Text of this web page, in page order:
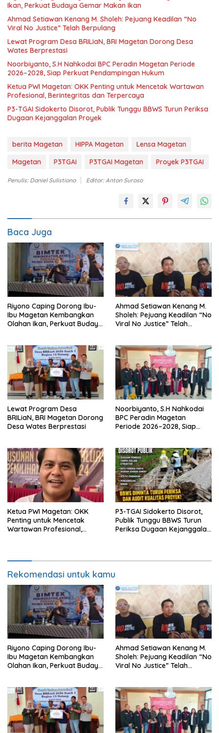
Ikan, Perkuat Budaya Gemar Makan Ikan
Ahmad Setiawan Kenang M. Sholeh: Pejuang Keadilan “No
Viral No Justice” Telah Berpulang
Lewat Program Desa BRILiaN, BRI Magetan Dorong Desa
Wates Berprestasi
Noorbiyanto, S.H Nahkodai BPC Peradin Magetan Periode
2026–2028, Siap Perkuat Pendampingan Hukum
Ketua PWI Magetan: OKK Penting untuk Mencetak Wartawan
Profesional, Berintegritas dan Terpercaya
P3-TGAI Sidokerto Disorot, Publik Tunggu BBWS Turun Periksa
Dugaan Kejanggalan Proyek
berita Magetan HIPPA Magetan
Lensa Magetan
Magetan
P3TGAI P3TGAI Magetan Proyek P3TGAI
Penulis: Daniel Sulistiono Editor: Anton Suroso
Baca Juga
Riyono Caping Dorong Ibu-
Ibu Magetan Kembangkan
Olahan Ikan, Perkuat Budaya
Ahmad Setiawan Kenang M.
Sholeh: Pejuang Keadilan “No
Viral No Justice” Telah
Lewat Program Desa
BRILiaN, BRI Magetan Dorong
Desa Wates Berprestasi
Noorbiyanto, S.H Nahkodai
BPC Peradin Magetan
Periode 2026–2028, Siap
Ketua PWI Magetan: OKK
Penting untuk Mencetak
Wartawan Profesional,
P3-TGAI Sidokerto Disorot,
Publik Tunggu BBWS Turun
Periksa Dugaan Kejanggalan
Rekomendasi untuk kamu
Riyono Caping Dorong Ibu-
Ibu Magetan Kembangkan
Olahan Ikan, Perkuat Budaya
Ahmad Setiawan Kenang M.
Sholeh: Pejuang Keadilan “No
Viral No Justice” Telah